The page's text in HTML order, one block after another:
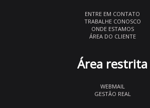
ENTRE EM CONTATO
TRABALHE CONOSCO
ONDE ESTAMOS
ÁREA DO CLIENTE
Área restrita
WEBMAIL
GESTÃO REAL